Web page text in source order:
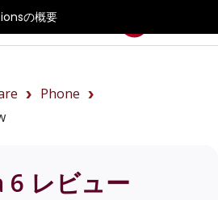
の概要
Phone
6 レビュー